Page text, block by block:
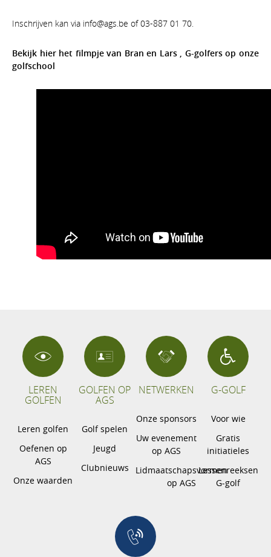
Inschrijven kan via info@ags.be of 03-887 01 70.
Bekijk hier het filmpje van Bran en Lars , G-golfers op onze
golfschool
LEREN
GOLFEN
Leren golfen
Oefenen op
AGS
Onze waarden
GOLFEN OP
AGS
Golf spelen
Jeugd
Clubnieuws
NETWERKEN
Onze sponsors
Uw evenement
op AGS
Lidmaatschapsvormen
op AGS
G-GOLF
Voor wie
Gratis
initiatieles
Lessenreeksen
G-golf